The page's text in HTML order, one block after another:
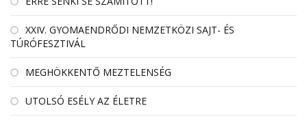
XXIV. GYOMAENDRŐDI NEMZETKÖZI SAJT- ÉS
TÚRÓFESZTIVÁL
MEGHÖKKENTŐ MEZTELENSÉG
UTOLSÓ ESÉLY AZ ÉLETRE